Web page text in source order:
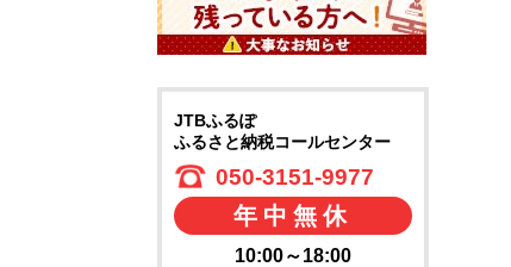
JTBふるぽ
ふるさと納税コールセンター
050-3151-9977
年中無休
10:00～18:00